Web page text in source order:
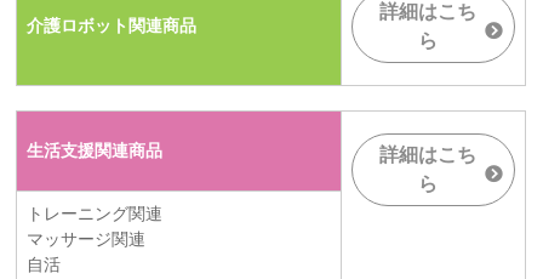
介護ロボット関連商品
詳細はこち
ら
生活支援関連商品
詳細はこち
ら
トレーニング関連
マッサージ関連
自活